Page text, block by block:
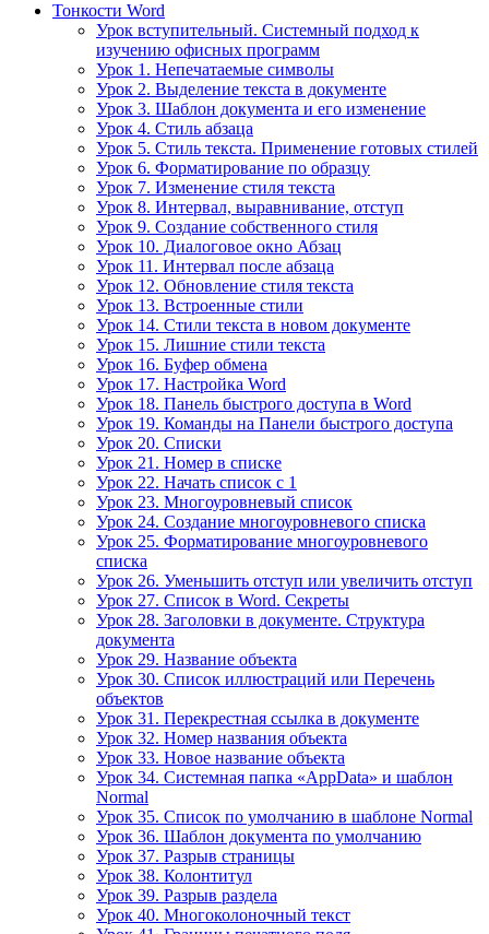
Тонкости Word
Урок вступительный. Системный подход к
изучению офисных программ
Урок 1. Непечатаемые символы
Урок 2. Выделение текста в документе
Урок 3. Шаблон документа и его изменение
Урок 4. Стиль абзаца
Урок 5. Стиль текста. Применение готовых стилей
Урок 6. Форматирование по образцу
Урок 7. Изменение стиля текста
Урок 8. Интервал, выравнивание, отступ
Урок 9. Создание собственного стиля
Урок 10. Диалоговое окно Абзац
Урок 11. Интервал после абзаца
Урок 12. Обновление стиля текста
Урок 13. Встроенные стили
Урок 14. Стили текста в новом документе
Урок 15. Лишние стили текста
Урок 16. Буфер обмена
Урок 17. Настройка Word
Урок 18. Панель быстрого доступа в Word
Урок 19. Команды на Панели быстрого доступа
Урок 20. Списки
Урок 21. Номер в списке
Урок 22. Начать список с 1
Урок 23. Многоуровневый список
Урок 24. Создание многоуровневого списка
Урок 25. Форматирование многоуровневого
списка
Урок 26. Уменьшить отступ или увеличить отступ
Урок 27. Список в Word. Секреты
Урок 28. Заголовки в документе. Структура
документа
Урок 29. Название объекта
Урок 30. Список иллюстраций или Перечень
объектов
Урок 31. Перекрестная ссылка в документе
Урок 32. Номер названия объекта
Урок 33. Новое название объекта
Урок 34. Системная папка «AppData» и шаблон
Normal
Урок 35. Список по умолчанию в шаблоне Normal
Урок 36. Шаблон документа по умолчанию
Урок 37. Разрыв страницы
Урок 38. Колонтитул
Урок 39. Разрыв раздела
Урок 40. Многоколоночный текст